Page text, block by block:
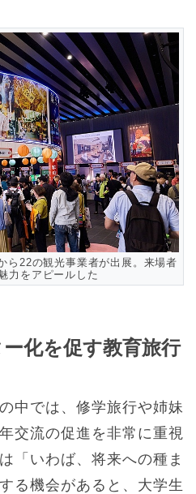
ら22の観光事業者が出展。来場者
力をアピールした
化を促す教育旅行
中では、修学旅行や姉妹
交流の促進を非常に重視
「いわば、将来への種ま
る機会があると、大学生